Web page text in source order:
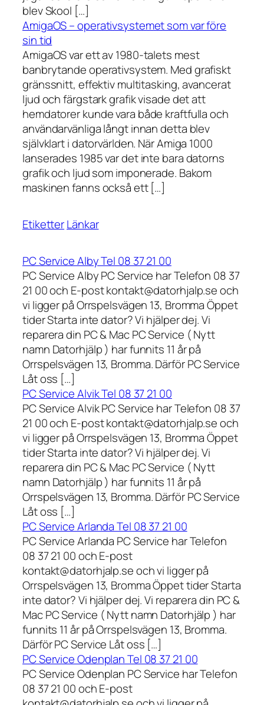
blev Skool […]
AmigaOS – operativsystemet som var före
sin tid
AmigaOS var ett av 1980-talets mest
banbrytande operativsystem. Med grafiskt
gränssnitt, effektiv multitasking, avancerat
ljud och färgstark grafik visade det att
hemdatorer kunde vara både kraftfulla och
användarvänliga långt innan detta blev
självklart i datorvärlden. När Amiga 1000
lanserades 1985 var det inte bara datorns
grafik och ljud som imponerade. Bakom
maskinen fanns också ett […]
EtiketterLänkar
PC Service Alby Tel 08 37 21 00
PC Service Alby PC Service har Telefon 08 37
21 00 och E-post kontakt@datorhjalp.se och
vi ligger på Orrspelsvägen 13, Bromma Öppet
tider Starta inte dator? Vi hjälper dej. Vi
reparera din PC & Mac PC Service ( Nytt
namn Datorhjälp ) har funnits 11 år på
Orrspelsvägen 13, Bromma. Därför PC Service
Låt oss […]
PC Service Alvik Tel 08 37 21 00
PC Service Alvik PC Service har Telefon 08 37
21 00 och E-post kontakt@datorhjalp.se och
vi ligger på Orrspelsvägen 13, Bromma Öppet
tider Starta inte dator? Vi hjälper dej. Vi
reparera din PC & Mac PC Service ( Nytt
namn Datorhjälp ) har funnits 11 år på
Orrspelsvägen 13, Bromma. Därför PC Service
Låt oss […]
PC Service Arlanda Tel 08 37 21 00
PC Service Arlanda PC Service har Telefon
08 37 21 00 och E-post
kontakt@datorhjalp.se och vi ligger på
Orrspelsvägen 13, Bromma Öppet tider Starta
inte dator? Vi hjälper dej. Vi reparera din PC &
Mac PC Service ( Nytt namn Datorhjälp ) har
funnits 11 år på Orrspelsvägen 13, Bromma.
Därför PC Service Låt oss […]
PC Service Odenplan Tel 08 37 21 00
PC Service Odenplan PC Service har Telefon
08 37 21 00 och E-post